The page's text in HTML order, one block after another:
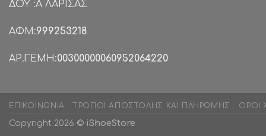
ΔΟΥ :Α ΛΑΡΙΣΑΣ
ΑΦΜ:999253218
ΑΡ.ΓΕΜΗ:00300000060952064220
ΕΠΙΚΟΙΝΩΝΊΑ ΤΡΌΠΟΙ ΑΠΟΣΤΟΛΉΣ ΚΑΙ ΠΛΗΡΩΜΉΣ ΌΡΟΙ
Copyright 2026 © iShoeStore